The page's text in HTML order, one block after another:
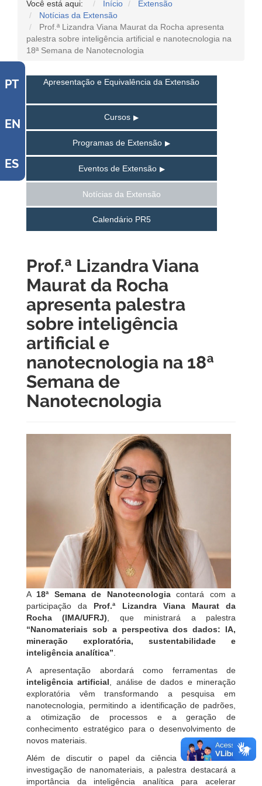
PT
EN
ES
Você está aqui: Início
Extensão
Notícias da Extensão
Prof.ª Lizandra Viana Maurat da Rocha apresenta
palestra sobre inteligência artificial e nanotecnologia na
18ª Semana de Nanotecnologia
Apresentação e Equivalência da Extensão
Cursos
Programas de Extensão
Eventos de Extensão
Notícias da Extensão
Calendário PR5
Prof.ª Lizandra Viana
Maurat da Rocha
apresenta palestra
sobre inteligência
artificial e
nanotecnologia na 18ª
Semana de
Nanotecnologia
A 18ª Semana de Nanotecnologiacontará com a
participação da Prof.ª Lizandra Viana Maurat da
Rocha (IMA/UFRJ) , que ministrará a palestra
“Nanomateriais sob a perspectiva dos dados: IA,
mineração exploratória, sustentabilidade e
inteligência analítica”
A apresentação abordará como ferramentas de
inteligência artificial , análise de dados e mineração
exploratória vêm transformando a pesquisa em
nanotecnologia, permitindo a identificação de padrões,
a otimização de processos e a geração de
conhecimento estratégico para o desenvolvimento de
novos materiais.
Além de discutir o papel da ciência de dados na
investigação de nanomateriais, a palestra destacará a
importância da inteligência analítica para acelerar